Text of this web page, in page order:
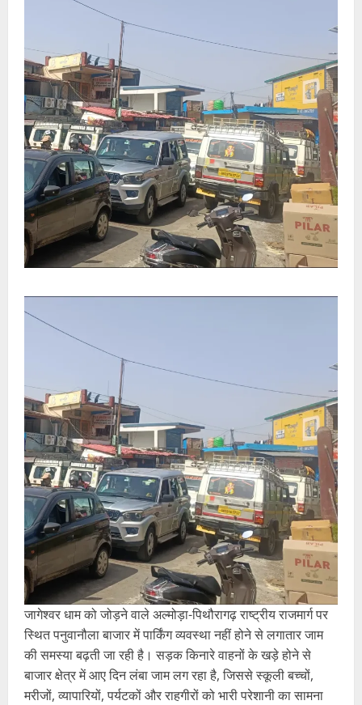
जागेश्वर धाम को जोड़ने वाले अल्मोड़ा-पिथौरागढ़ राष्ट्रीय राजमार्ग पर
स्थित पनुवानौला बाजार में पार्किंग व्यवस्था नहीं होने से लगातार जाम
की समस्या बढ़ती जा रही है। सड़क किनारे वाहनों के खड़े होने से
बाजार क्षेत्र में आए दिन लंबा जाम लग रहा है, जिससे स्कूली बच्चों,
मरीजों, व्यापारियों, पर्यटकों और राहगीरों को भारी परेशानी का सामना